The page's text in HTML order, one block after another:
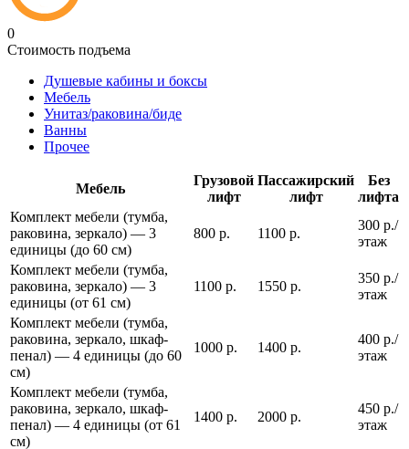
0
Стоимость подъема
Душевые кабины и боксы
Мебель
Унитаз/раковина/биде
Ванны
Прочее
Мебель
Грузовой
лифт
Пассажирский
лифт
Без
лифта
Комплект мебели (тумба,
раковина, зеркало) — 3
единицы (до 60 см)
800 р. 1100 р.
300 р./
этаж
Комплект мебели (тумба,
раковина, зеркало) — 3
единицы (от 61 см)
1100 р. 1550 р.
350 р./
этаж
Комплект мебели (тумба,
раковина, зеркало, шкаф-
пенал) — 4 единицы (до 60
см)
1000 р. 1400 р.
400 р./
этаж
Комплект мебели (тумба,
раковина, зеркало, шкаф-
пенал) — 4 единицы (от 61
см)
1400 р. 2000 р.
450 р./
этаж